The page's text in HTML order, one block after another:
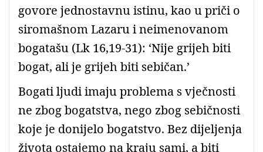
govore jednostavnu istinu, kao u priči o
siromašnom Lazaru i neimenovanom
bogatašu (Lk 16,19-31): ‘Nije grijeh biti
bogat, ali je grijeh biti sebičan.’
Bogati ljudi imaju problema s vječnosti
ne zbog bogatstva, nego zbog sebičnosti
koje je donijelo bogatstvo. Bez dijeljenja
života ostajemo na kraju sami, a biti